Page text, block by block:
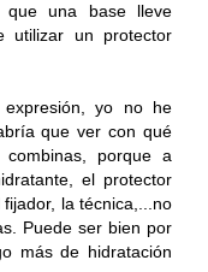
que una base lleve
utilizar un protector
yo no he
que ver con qué
porque a
el protector
la técnica,...no
Puede ser bien por
más de hidratación